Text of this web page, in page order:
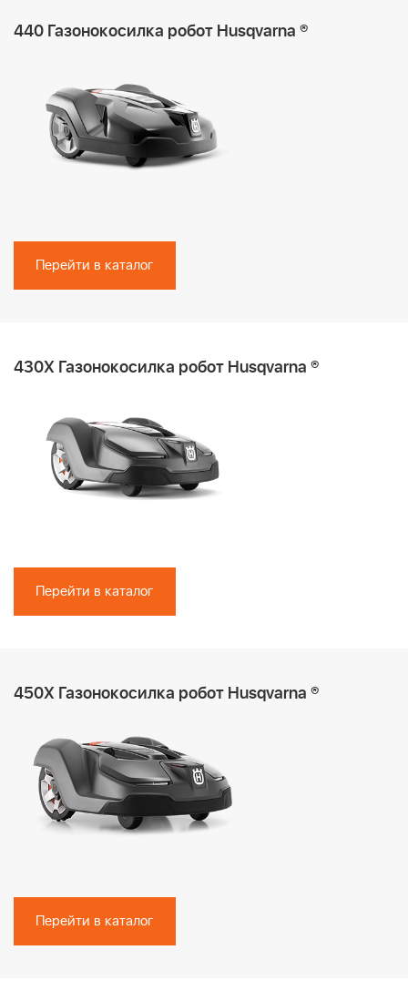
440 Газонокосилка робот Husqvarna ®
Перейти в каталог
430X Газонокосилка робот Husqvarna ®
Перейти в каталог
450X Газонокосилка робот Husqvarna ®
Перейти в каталог